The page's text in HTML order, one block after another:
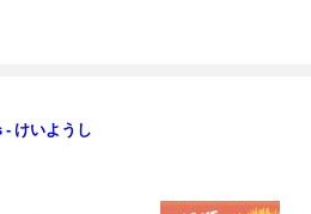
けいようし